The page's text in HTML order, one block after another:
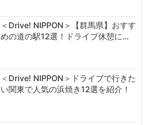
＜Drive! NIPPON＞【群馬県】おすす
めの道の駅12選！ドライブ休憩に…
＜Drive! NIPPON＞ドライブで行きた
い関東で人気の浜焼き12選を紹介！